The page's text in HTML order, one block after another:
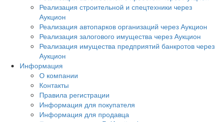
Реализация строительной и спецтехники через
Аукцион
Реализация автопарков организаций через Аукцион
Реализация залогового имущества через Аукцион
Реализация имущества предприятий банкротов через
Аукцион
Информация
О компании
Контакты
Правила регистрации
Информация для покупателя
Информация для продавца